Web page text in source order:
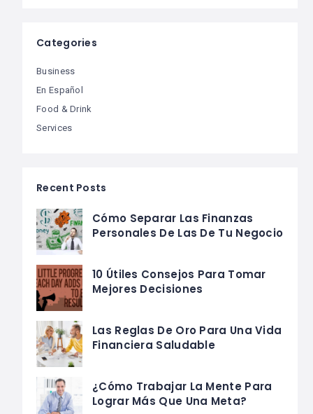
Categories
Business
En Español
Food & Drink
Services
Recent Posts
Cómo Separar Las Finanzas
Personales De Las De Tu Negocio
10 Útiles Consejos Para Tomar
Mejores Decisiones
Las Reglas De Oro Para Una Vida
Financiera Saludable
¿Cómo Trabajar La Mente Para
Lograr Más Que Una Meta?